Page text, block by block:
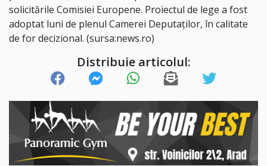
solicitările Comisiei Europene. Proiectul de lege a fost
adoptat luni de plenul Camerei Deputaţilor, în calitate
de for decizional. (sursa:news.ro)
Distribuie articolul: